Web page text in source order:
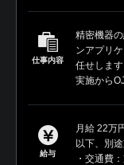
仕事内容
精密機器
ンアプリ
任せしま
実施から
給与
月給 22万
以下、別
・交通費